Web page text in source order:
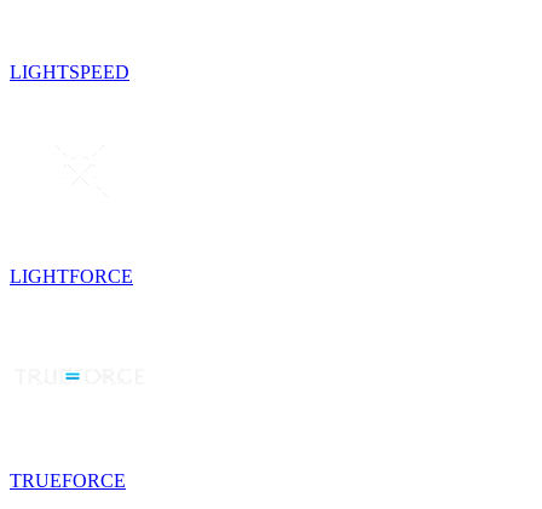
LIGHTSPEED
LIGHTFORCE
TRUEFORCE